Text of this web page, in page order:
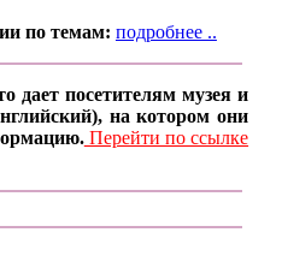
по темам: подробнее ..
дает посетителям музея и
на котором они
Перейти по ссылке